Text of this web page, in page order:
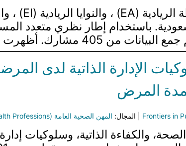
باستخدام إطار نظري متعدد
أظهرت التحليلات ، التي…
الإدارة الذاتية لدى
المرض
Frontiers in | المجال: المهن الصحية العامة (General Health Professions)
والكفاءة الذاتية، وسلوكيات